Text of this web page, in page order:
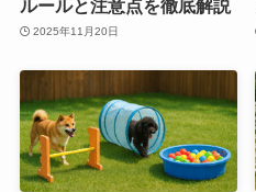
ルールと注意点を徹底解説
2025年11月20日